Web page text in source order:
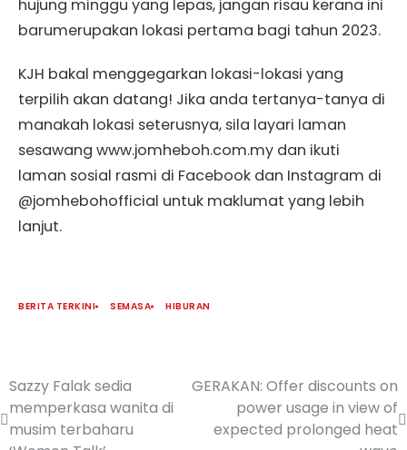
hujung minggu yang lepas, jangan risau kerana ini
barumerupakan lokasi pertama bagi tahun 2023.
KJH bakal menggegarkan lokasi-lokasi yang
terpilih akan datang! Jika anda tertanya-tanya di
manakah lokasi seterusnya, sila layari laman
sesawang www.jomheboh.com.my dan ikuti
laman sosial rasmi di Facebook dan Instagram di
@jomhebohofficial untuk maklumat yang lebih
lanjut.
BERITA TERKINI SEMASA HIBURAN
Sazzy Falak sedia
memperkasa wanita di
musim terbaharu
GERAKAN: Offer discounts on
power usage in view of
expected prolonged heat